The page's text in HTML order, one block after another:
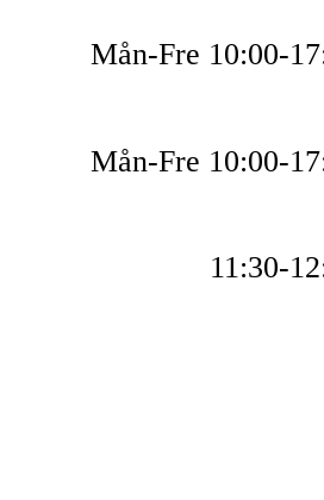
Mån-Fre 10:00-
Mån-Fre 10:00-
11:30-